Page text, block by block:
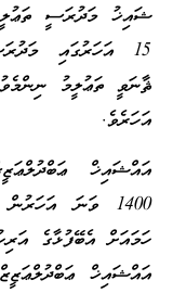
15 އަހަރުގައި
އަހަރެވެ.
އައްޝައިޚް
1400 ވަނަ
ހަމައަށް އެބޭފުޅާގެ
އައްޝައިޚް